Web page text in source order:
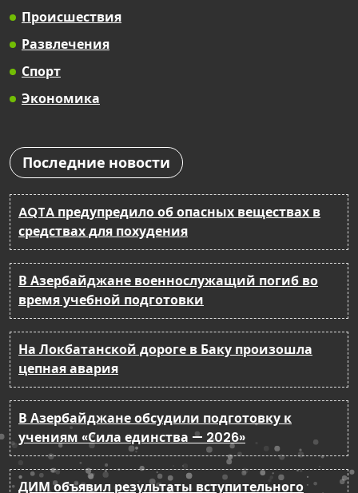
Происшествия
Развлечения
Спорт
Экономика
Последние новости
AQTA предупредило об опасных веществах в
средствах для похудения
В Азербайджане военнослужащий погиб во
время учебной подготовки
На Локбатанской дороге в Баку произошла
цепная авария
В Азербайджане обсудили подготовку к
учениям «Сила единства — 2026»
ДИМ объявил результаты вступительного